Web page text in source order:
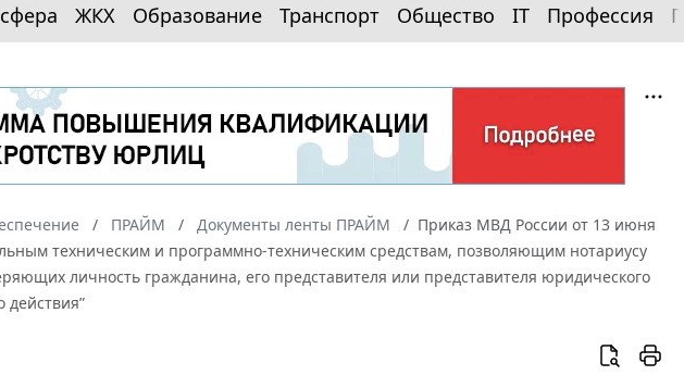
ЖКХ Образование Транспорт Общество IT Профессия
ПРАЙМ Документы ленты ПРАЙМ
Приказ МВД России от 13 июня
техническим и программно-техническим средствам, позволяющим нотариусу
личность гражданина, его представителя или представителя юридического